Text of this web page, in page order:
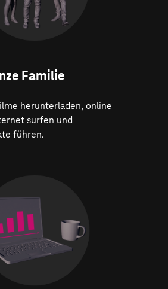
Familie
herunterladen, online
surfen und
führen.